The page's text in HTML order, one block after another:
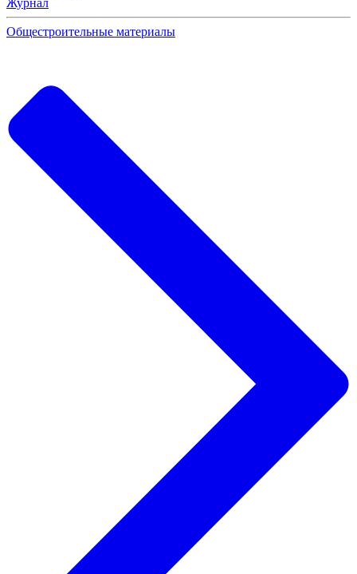
Общестроительные материалы